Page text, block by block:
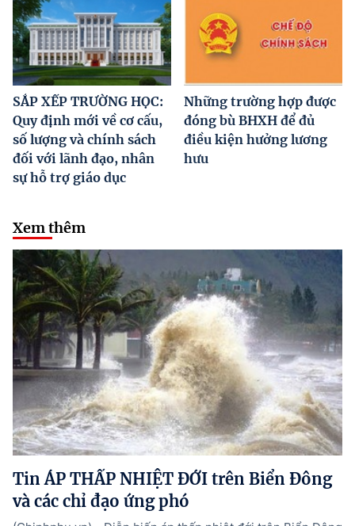
SẮP XẾP TRƯỜNG HỌC:
Quy định mới về cơ cấu,
số lượng và chính sách
đối với lãnh đạo, nhân
sự hỗ trợ giáo dục
Những trường hợp được
đóng bù BHXH để đủ
điều kiện hưởng lương
hưu
Xem thêm
Tin ÁP THẤP NHIỆT ĐỚI trên Biển Đông
và các chỉ đạo ứng phó